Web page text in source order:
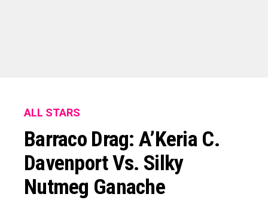
ALL STARS
Barraco Drag: A’Keria C.
Davenport Vs. Silky
Nutmeg Ganache